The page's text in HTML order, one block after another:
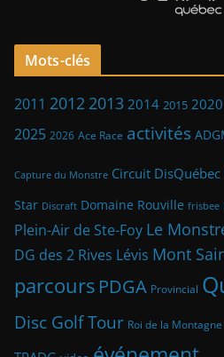
Mots-clés
2011 2012 2013 2014 2015 2020
2025 2026 Ace Race activités
Capture du Monstre Circuit DisQuébec
Star Discraft Domaine Rouville frisbee
Plein-Air de Ste-Foy Le
DG des 2 Rives Lévis Mont
parcours PDGA Provincial
Disc Golf Tour Roi de la Montagne